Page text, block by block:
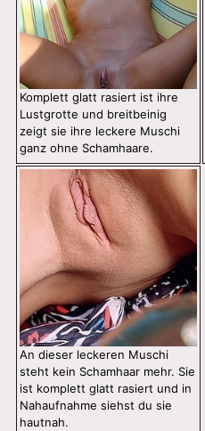
Komplett glatt rasiert ist ihre
Lustgrotte und breitbeinig
zeigt sie ihre leckere Muschi
ganz ohne Schamhaare.
An dieser leckeren Muschi
steht kein Schamhaar mehr. Sie
ist komplett glatt rasiert und in
Nahaufnahme siehst du sie
hautnah.